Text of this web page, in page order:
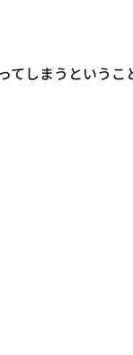
てしまうというこ